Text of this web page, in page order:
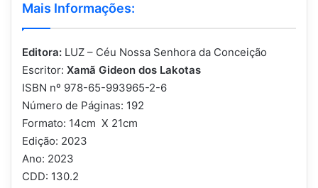
Mais Informações:
Editora: LUZ – Céu Nossa Senhora da Conceição
Escritor: Xamã Gideon dos Lakotas
ISBN nº 978-65-993965-2-6
Número de Páginas: 192
Formato: 14cm X 21cm
Edição: 2023
Ano: 2023
CDD: 130.2